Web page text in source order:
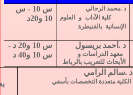
د .محمد الرحالي
كلية الآداب و العلوم
الإنسانية بالقنيطرة
س 10 - س
10 و20د
د .أحمد بريسول
معهد الدراسات و
الأبحاث للتعريب بالرباط
س 10 و20 د -
س 10 و40 د
د .سالم الرامي
الكلية متعددة التخصصات بأسفي